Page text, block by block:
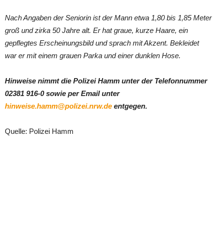
Nach Angaben der Seniorin ist der Mann etwa 1,80 bis 1,85 Meter
groß und zirka 50 Jahre alt. Er hat graue, kurze Haare, ein
gepflegtes Erscheinungsbild und sprach mit Akzent. Bekleidet
war er mit einem grauen Parka und einer dunklen Hose.
Hinweise nimmt die Polizei Hamm unter der Telefonnummer
02381 916-0 sowie per Email unter
hinweise.hamm@polizei.nrw.de entgegen.
Quelle: Polizei Hamm